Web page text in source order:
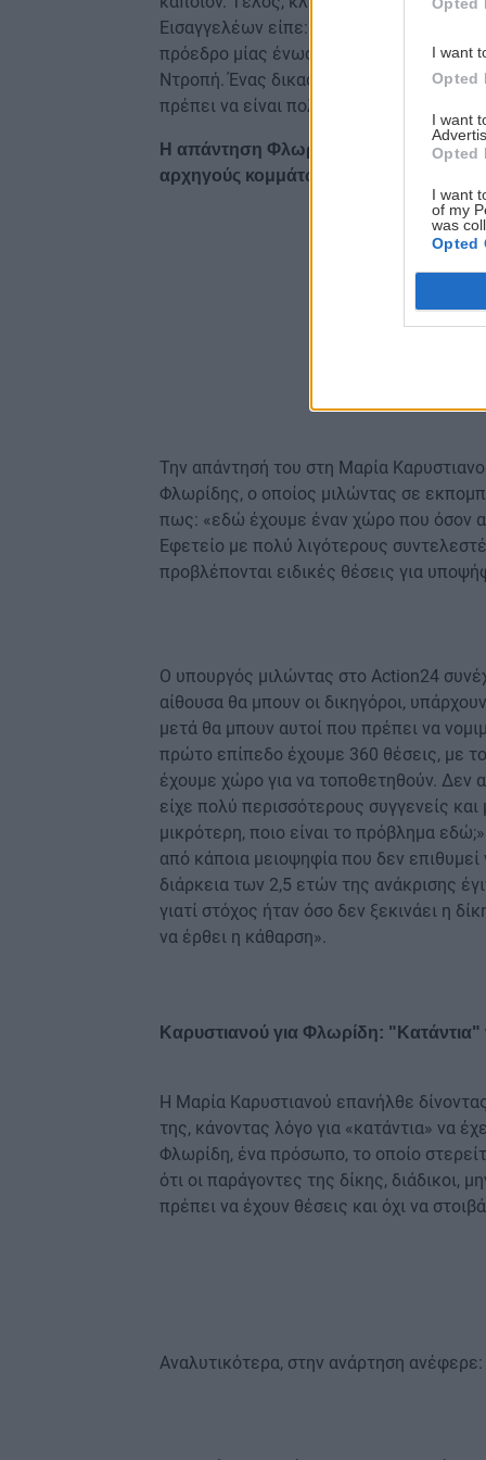
I want
Opted
I want
Opted
I want
of my
was
Opted
Εισαγγελέων είπε: «Ήταν ντροπή το
πρόεδρο μίας ένωσης προς έναν πολίτη
Ντροπή. Ένας δικαστής δεν πρέπει να
πρέπει να είναι πολύ προσεκτικός».
Η απάντηση Φλωρίδη: Στις δίκες δεν
αρχηγούς κομμάτων
Την απάντησή του στη Μαρία
Φλωρίδης, ο οποίος μιλώντας σε
πως: «εδώ έχουμε έναν χώρο που όσον
Εφετείο με πολύ λιγότερους
προβλέπονται ειδικές θέσεις για
Ο υπουργός μιλώντας στο Action24
αίθουσα θα μπουν οι δικηγόροι,
μετά θα μπουν αυτοί που πρέπει να
πρώτο επίπεδο έχουμε 360 θέσεις, με
έχουμε χώρο για να τοποθετηθούν. Δεν
είχε πολύ περισσότερους συγγενείς και
μικρότερη, ποιο είναι το πρόβλημα
από κάποια μειοψηφία που δεν επιθυμεί
διάρκεια των 2,5 ετών της ανάκρισης
γιατί στόχος ήταν όσο δεν ξεκινάει η
να έρθει η κάθαρση».
Καρυστιανού για Φλωρίδη: "Κατάντια"
Η Μαρία Καρυστιανού επανήλθε
της, κάνοντας λόγο για «κατάντια» να
Φλωρίδη, ένα πρόσωπο, το οποίο
ότι οι παράγοντες της δίκης, διάδικοι,
πρέπει να έχουν θέσεις και όχι να
Αναλυτικότερα, στην ανάρτηση ανέφερε: